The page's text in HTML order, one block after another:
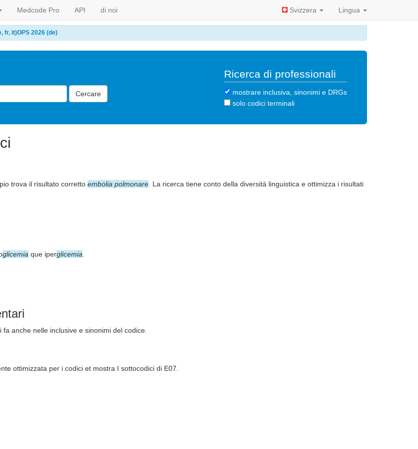
Medcode Pro API di noi Svizzera Lingua
fr, it)OPS 2026 (de)
Cercare
Ricerca di professionali
mostrare inclusiva, sinonimi e DRGs
solo codici terminali
trova il risultato corretto embolia polmonare . La ricerca tiene conto della diversità linguistica e ottimizza i risultati
glicemia que iperglicemia
anche nelle inclusive e sinonimi del codice.
ottimizzata per i codici et mostra I sottocodici di E07.